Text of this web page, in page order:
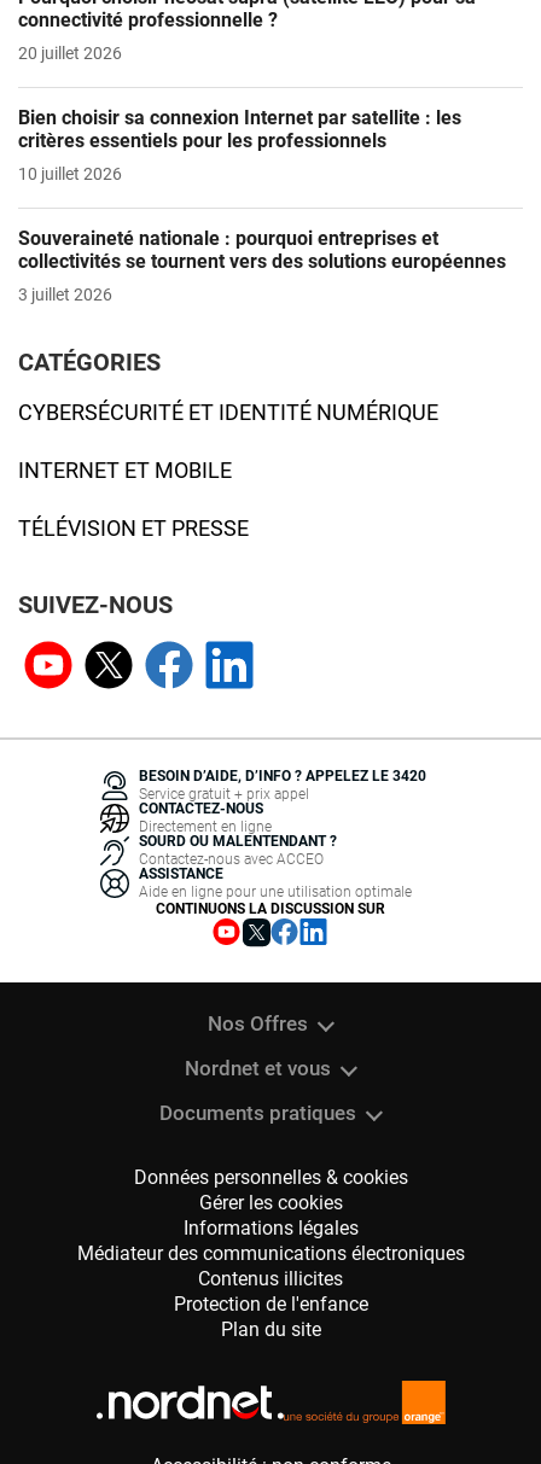
connectivité professionnelle ?
20 juillet 2026
Bien choisir sa connexion Internet par satellite : les
critères essentiels pour les professionnels
10 juillet 2026
Souveraineté nationale : pourquoi entreprises et
collectivités se tournent vers des solutions européennes
3 juillet 2026
CATÉGORIES
CYBERSÉCURITÉ ET IDENTITÉ NUMÉRIQUE
INTERNET ET MOBILE
TÉLÉVISION ET PRESSE
SUIVEZ-NOUS